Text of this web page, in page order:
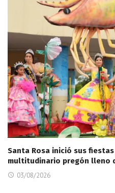
Santa Rosa inició sus
multitudinario pregón lleno
03/08/2026